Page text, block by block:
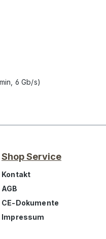
6 Gb/s)
Shop Service
Kontakt
AGB
CE-Dokumente
Impressum